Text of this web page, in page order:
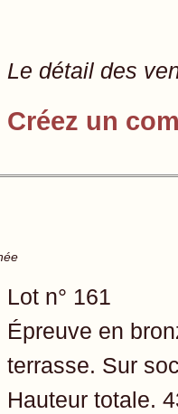
Le détail des
Créez un
Lot n° 161
Épreuve en
terrasse. Sur
Hauteur totale.